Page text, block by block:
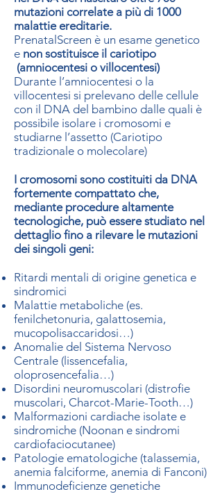
mutazioni correlate a più di 1000
malattie ereditarie.
PrenatalScreen è un esame genetico
e non sostituisce il cariotipo
(amniocentesi o villocentesi)
Durante l’amniocentesi o la
villocentesi si prelevano delle cellule
con il DNA del bambino dalle quali è
possibile isolare i cromosomi e
studiarne l’assetto (Cariotipo
tradizionale o molecolare)
I cromosomi sono costituiti da DNA
fortemente compattato che,
mediante procedure altamente
tecnologiche, può essere studiato nel
dettaglio fino a rilevare le mutazioni
dei singoli geni:
Ritardi mentali di origine genetica e
sindromici
Malattie metaboliche (es.
fenilchetonuria, galattosemia,
mucopolisaccaridosi…)
Anomalie del Sistema Nervoso
Centrale (lissencefalia,
oloprosencefalia…)
Disordini neuromuscolari (distrofie
muscolari, Charcot-Marie-Tooth…)
Malformazioni cardiache isolate e
sindromiche (Noonan e sindromi
cardiofaciocutanee)
Patologie ematologiche (talassemia,
anemia falciforme, anemia di Fanconi)
Immunodeficienze genetiche